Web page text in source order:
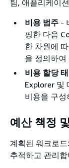
팀, 애플리케이
비용 범주 -
핑한 다음
한 차원에
을 정의하
비용 할당
Explorer 및
비용을 구
예산 책정
계획된 워크로
추적하고 관리